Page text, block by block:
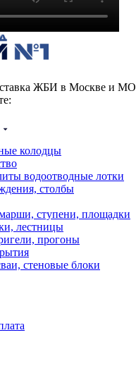
ЖБИ в Москве и МО
колодцы
водоотводные лотки
столбы
ступени, площадки
лестницы
прогоны
стеновые блоки